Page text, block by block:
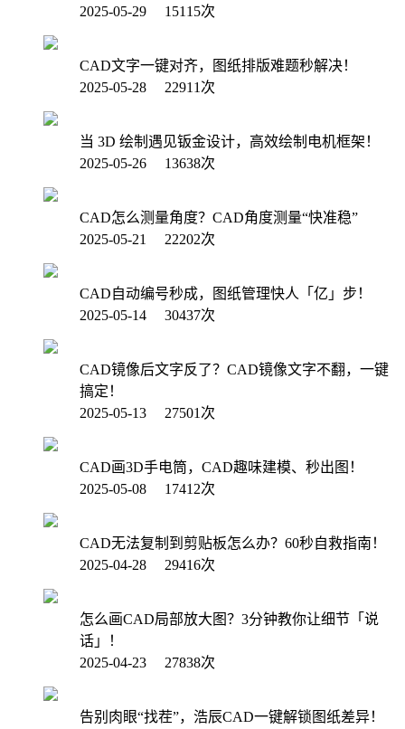
2025-05-29 15115次
CAD文字一键对齐，图纸排版难题秒解决！
2025-05-28 22911次
当 3D 绘制遇见钣金设计，高效绘制电机框架！
2025-05-26 13638次
CAD怎么测量角度？CAD角度测量“快准稳”
2025-05-21 22202次
CAD自动编号秒成，图纸管理快人「亿」步！
2025-05-14 30437次
CAD镜像后文字反了？CAD镜像文字不翻，一键
搞定！
2025-05-13 27501次
CAD画3D手电筒，CAD趣味建模、秒出图！
2025-05-08 17412次
CAD无法复制到剪贴板怎么办？60秒自救指南！
2025-04-28 29416次
怎么画CAD局部放大图？3分钟教你让细节「说
话」！
2025-04-23 27838次
告别肉眼“找茬”，浩辰CAD一键解锁图纸差异！